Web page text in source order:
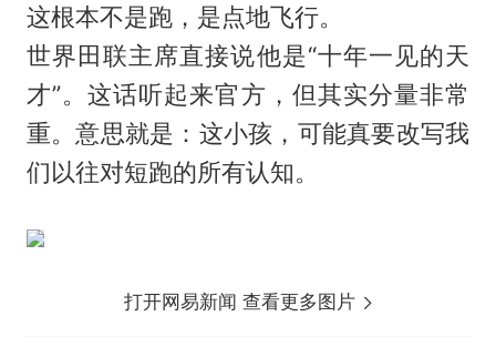
这根本不是跑，是点地飞行。
世界田联主席直接说他是“十年一见的天
才”。这话听起来官方，但其实分量非常
重。意思就是：这小孩，可能真要改写我
们以往对短跑的所有认知。
打开网易新闻 查看更多图片